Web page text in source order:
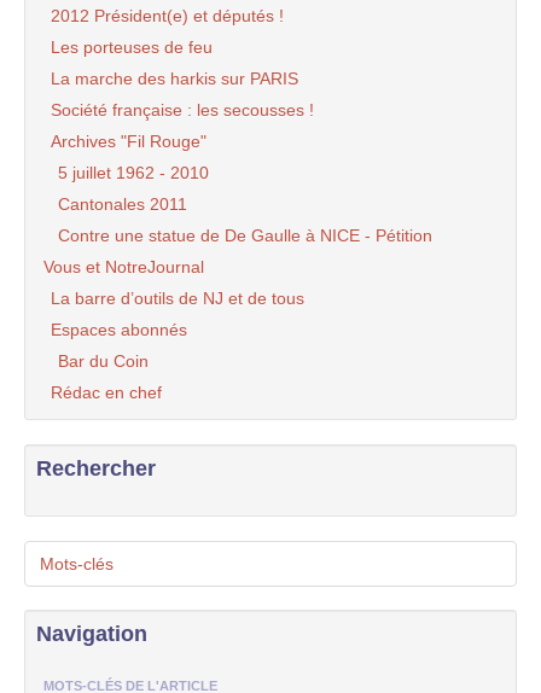
2012 Président(e) et députés !
Les porteuses de feu
La marche des harkis sur PARIS
Société française : les secousses !
Archives "Fil Rouge"
5 juillet 1962 - 2010
Cantonales 2011
Contre une statue de De Gaulle à NICE - Pétition
Vous et NotreJournal
La barre d’outils de NJ et de tous
Espaces abonnés
Bar du Coin
Rédac en chef
Rechercher
Mots-clés
Navigation
MOTS-CLÉS DE L'ARTICLE